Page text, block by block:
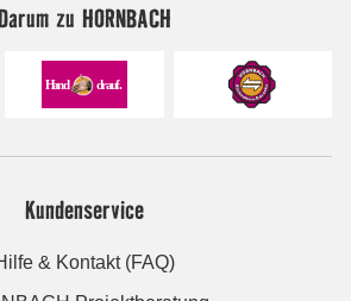
zu HORNBACH
Kundenservice
& Kontakt (FAQ)